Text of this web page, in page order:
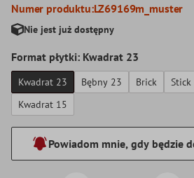
Numer produktu:LZ69169m_muster
Nie jest już dostępny
Format płytki: Kwadrat 23
Kwadrat 23 Bębny 23 Brick Stick
Kwadrat 15
Powiadom mnie, gdy będzie